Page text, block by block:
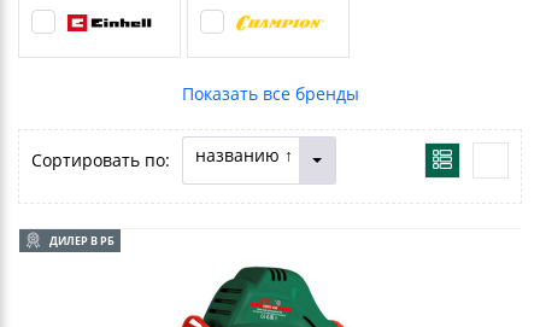
Сортировать по: названию ↑
ДИЛЕР В РБ